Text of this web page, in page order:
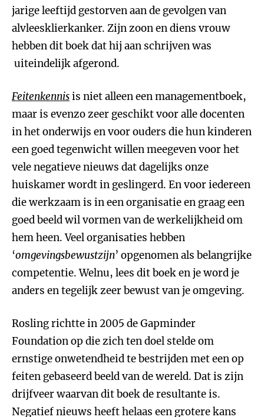
jarige leeftijd gestorven aan de gevolgen van
alvleesklierkanker. Zijn zoon en diens vrouw
hebben dit boek dat hij aan schrijven was
uiteindelijk afgerond.
Feitenkennisis niet alleen een managementboek,
maar is evenzo zeer geschikt voor alle docenten
in het onderwijs en voor ouders die hun kinderen
een goed tegenwicht willen meegeven voor het
vele negatieve nieuws dat dagelijks onze
huiskamer wordt in geslingerd. En voor iedereen
die werkzaam is in een organisatie en graag een
goed beeld wil vormen van de werkelijkheid om
hem heen. Veel organisaties hebben
‘omgevingsbewustzijn’ opgenomen als belangrijke
competentie. Welnu, lees dit boek en je word je
anders en tegelijk zeer bewust van je omgeving.
Rosling richtte in 2005 de Gapminder
Foundation op die zich ten doel stelde om
ernstige onwetendheid te bestrijden met een op
feiten gebaseerd beeld van de wereld. Dat is zijn
drijfveer waarvan dit boek de resultante is.
Negatief nieuws heeft helaas een grotere kans